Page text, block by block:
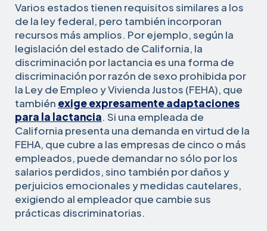
Varios estados tienen requisitos similares a los
de la ley federal, pero también incorporan
recursos más amplios. Por ejemplo, según la
legislación del estado de California, la
discriminación por lactancia es una forma de
discriminación por razón de sexo prohibida por
la Ley de Empleo y Vivienda Justos (FEHA), que
también exige expresamente adaptaciones
para la lactancia. Si una empleada de
California presenta una demanda en virtud de la
FEHA, que cubre a las empresas de cinco o más
empleados, puede demandar no sólo por los
salarios perdidos, sino también por daños y
perjuicios emocionales y medidas cautelares,
exigiendo al empleador que cambie sus
prácticas discriminatorias.